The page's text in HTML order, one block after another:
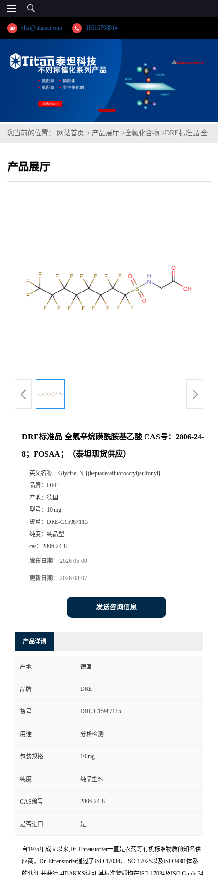
yhx@titansci.com 18616708014
您当前的位置： 网站首页 > 产品展厅 >全氟化合物 >DRE标准品 全
应）
产品展厅
DRE标准品 全氟辛烷磺酰胺基乙酸 CAS号：2806-24-
8；FOSAA；（泰坦现货供应）
英文名称： Glycine, N-[(heptadecafluorooctyl)sulfonyl]-
品牌： DRE
产地： 德国
型号： 10 mg
货号： DRE-C15987115
纯度： 纯品型
cas： 2806-24-8
发布日期： 2026-05-09
更新日期： 2026-08-07
发送咨询信息
产品详请
产地 德国
品牌 DRE
货号 DRE-C15987115
用途 分析检测
包装规格 10 mg
纯度 纯品型%
CAS编号 2806-24-8
是否进口 是
自1975年成立以来,Dr. Ehrenstorfer一直是农药等有机标准物质的知名供
应商。Dr. Ehrenstorfer通过了ISO 17034、ISO 17025以及ISO 9001体系
的认证,并获德国DAKKS认可,其标准物质均在ISO 17034及ISO Guide 34